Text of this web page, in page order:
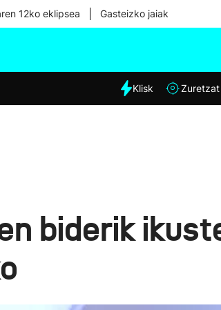
12ko eklipsea Gasteizko jaiak
Eguraldia
Klisk Zuretzat
biderik